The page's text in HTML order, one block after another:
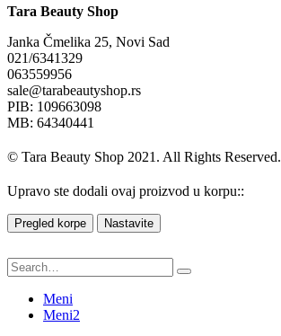
Tara Beauty Shop
Janka Čmelika 25, Novi Sad
021/6341329
063559956
sale@tarabeautyshop.rs
PIB: 109663098
MB: 64340441
© Tara Beauty Shop 2021. All Rights Reserved.
Upravo ste dodali ovaj proizvod u korpu::
Pregled korpe Nastavite
Meni
Meni2